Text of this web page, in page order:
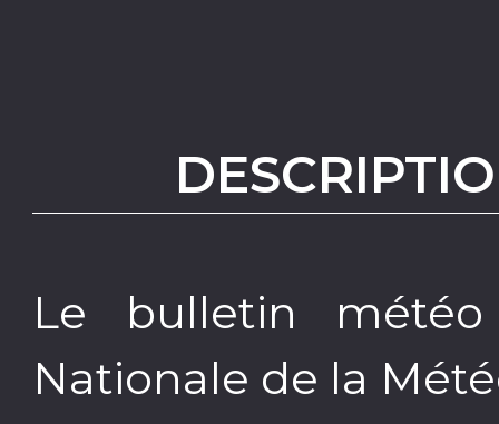
Le bulletin
Nationale de la